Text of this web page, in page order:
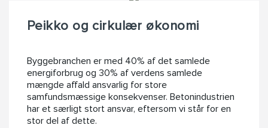
Peikko og cirkulær økonomi
Byggebranchen er med 40% af det samlede
energiforbrug og 30% af verdens samlede
mængde affald ansvarlig for store
samfundsmæssige konsekvenser. Betonindustrien
har et særligt stort ansvar, eftersom vi står for en
stor del af dette.